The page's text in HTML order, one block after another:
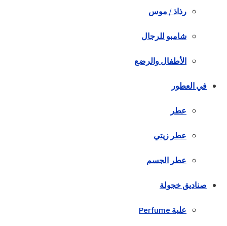
رذاذ / موس
شامبو للرجال
الأطفال والرضع
في العطور
عطر
عطر زيتي
عطر الجسم
صناديق خجولة
علية Perfume